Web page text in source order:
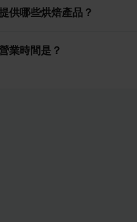
供哪些烘焙產品？
業時間是？